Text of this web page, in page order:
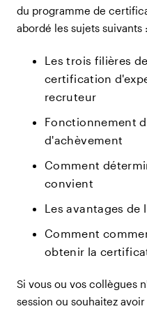
du programme de
abordé les sujets suivants :
Les trois filières
certification
recruteur
Fonctionnement
d'achèvement
Comment
convient
Les avantages
Comment
obtenir la
Si vous ou vos collègues
session ou souhaitez